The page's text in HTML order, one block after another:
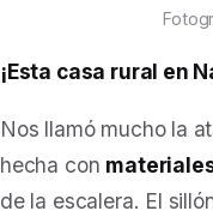
¡Esta casa rural en
Nos llamó mucho la
hecha con
de la escalera. El